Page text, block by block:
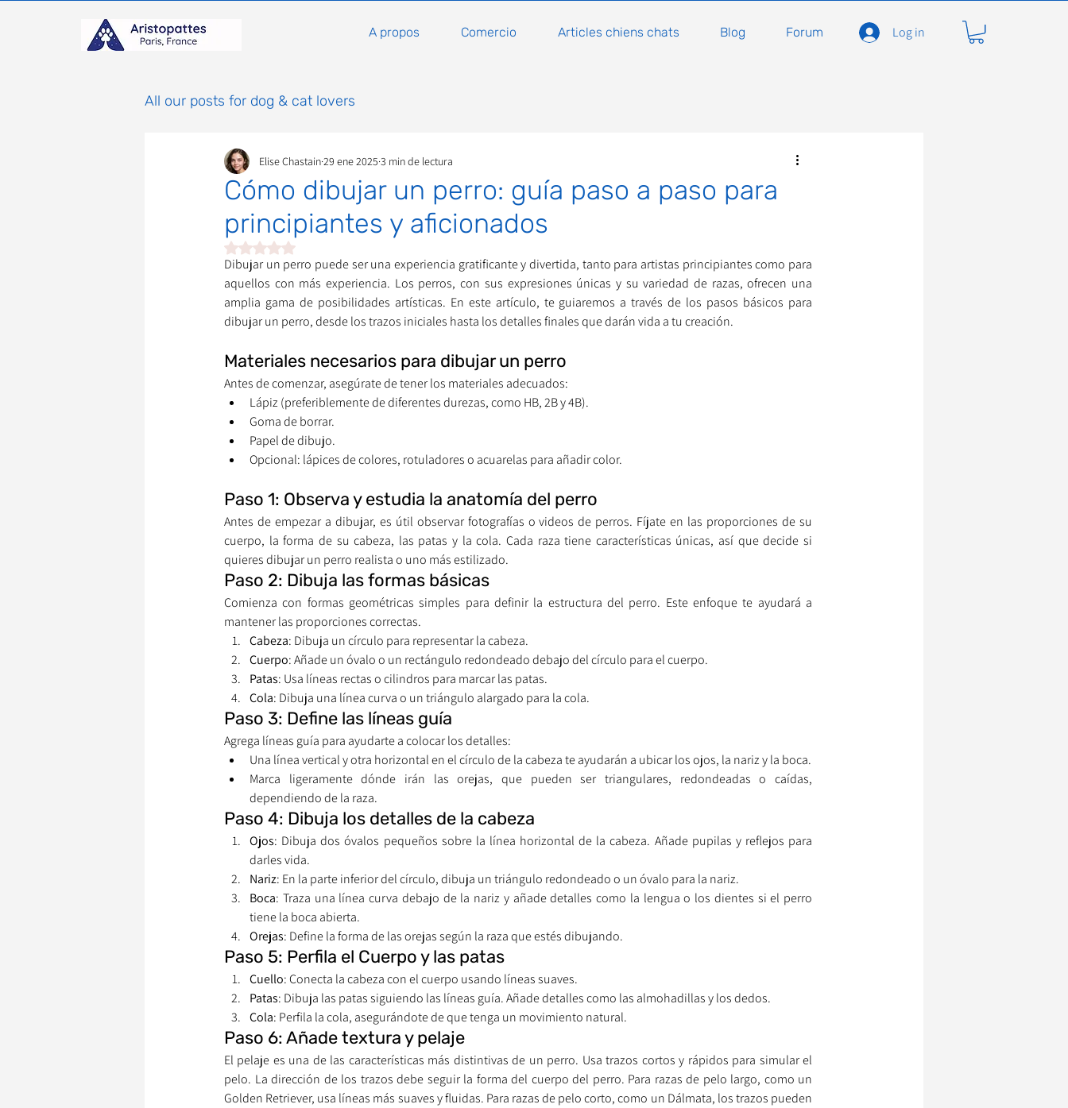
A propos Comercio Articles chiens chats Blog Forum Log in
All our posts for dog & cat lovers
Cómo dibujar un perro: guía paso a paso para
principiantes y aficionados
Elise Chastain29 ene 2025 3 min de lectura
Obtuvo NaN de 5 estrellas.
Dibujar un perro puede ser una experiencia gratificante y divertida, tanto para artistas principiantes como para
aquellos con más experiencia. Los perros, con sus expresiones únicas y su variedad de razas, ofrecen una
amplia gama de posibilidades artísticas. En este artículo, te guiaremos a través de los pasos básicos para
dibujar un perro, desde los trazos iniciales hasta los detalles finales que darán vida a tu creación.
Materiales necesarios para dibujar un perro
Antes de comenzar, asegúrate de tener los materiales adecuados:
Lápiz (preferiblemente de diferentes durezas, como HB, 2B y 4B).
Goma de borrar.
Papel de dibujo.
Opcional: lápices de colores, rotuladores o acuarelas para añadir color.
Paso 1: Observa y estudia la anatomía del perro
Antes de empezar a dibujar, es útil observar fotografías o videos de perros. Fíjate en las proporciones de su
cuerpo, la forma de su cabeza, las patas y la cola. Cada raza tiene características únicas, así que decide si
quieres dibujar un perro realista o uno más estilizado.
Paso 2: Dibuja las formas básicas
Comienza con formas geométricas simples para definir la estructura del perro. Este enfoque te ayudará a
mantener las proporciones correctas.
Cabeza: Dibuja un círculo para representar la cabeza.
Cuerpo: Añade un óvalo o un rectángulo redondeado debajo del círculo para el cuerpo.
Patas: Usa líneas rectas o cilindros para marcar las patas.
Cola: Dibuja una línea curva o un triángulo alargado para la cola.
Paso 3: Define las líneas guía
Agrega líneas guía para ayudarte a colocar los detalles:
Una línea vertical y otra horizontal en el círculo de la cabeza te ayudarán a ubicar los ojos, la nariz y la boca.
Marca ligeramente dónde irán las orejas, que pueden ser triangulares, redondeadas o caídas,
dependiendo de la raza.
Paso 4: Dibuja los detalles de la cabeza
Ojos: Dibuja dos óvalos pequeños sobre la línea horizontal de la cabeza. Añade pupilas y reflejos para
darles vida.
Nariz: En la parte inferior del círculo, dibuja un triángulo redondeado o un óvalo para la nariz.
Boca: Traza una línea curva debajo de la nariz y añade detalles como la lengua o los dientes si el perro
tiene la boca abierta.
Orejas: Define la forma de las orejas según la raza que estés dibujando.
Paso 5: Perfila el Cuerpo y las patas
Cuello: Conecta la cabeza con el cuerpo usando líneas suaves.
Patas: Dibuja las patas siguiendo las líneas guía. Añade detalles como las almohadillas y los dedos.
Cola: Perfila la cola, asegurándote de que tenga un movimiento natural.
Paso 6: Añade textura y pelaje
El pelaje es una de las características más distintivas de un perro. Usa trazos cortos y rápidos para simular el
pelo. La dirección de los trazos debe seguir la forma del cuerpo del perro. Para razas de pelo largo, como un
Golden Retriever, usa líneas más suaves y fluidas. Para razas de pelo corto, como un Dálmata, los trazos pueden